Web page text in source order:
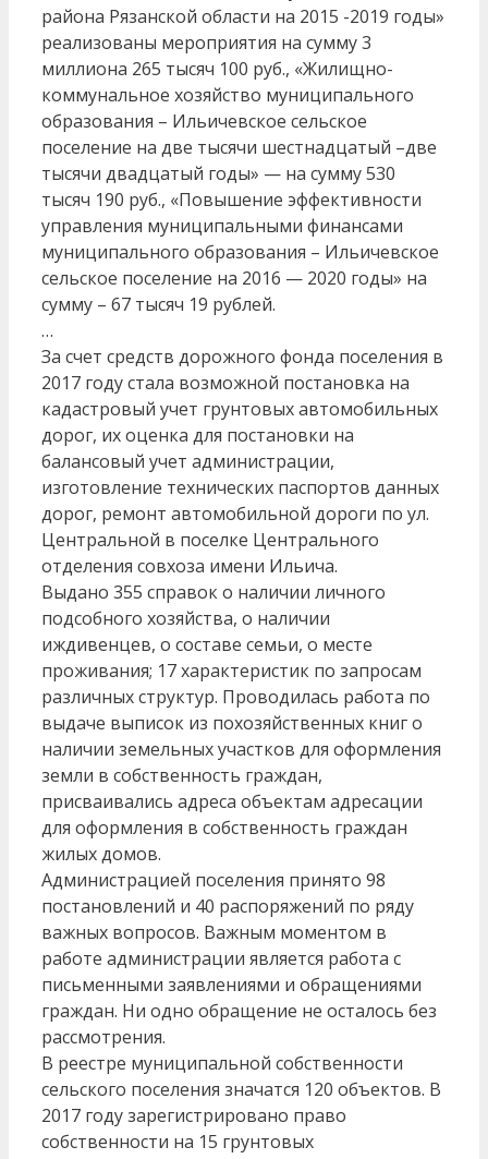
района Рязанской области на 2015 -2019 годы»
реализованы мероприятия на сумму 3
миллиона 265 тысяч 100 руб., «Жилищно-
коммунальное хозяйство муниципального
образования – Ильичевское сельское
поселение на две тысячи шестнадцатый –две
тысячи двадцатый годы» — на сумму 530
тысяч 190 руб., «Повышение эффективности
управления муниципальными финансами
муниципального образования – Ильичевское
сельское поселение на 2016 — 2020 годы» на
сумму – 67 тысяч 19 рублей.
…
За счет средств дорожного фонда поселения в
2017 году стала возможной постановка на
кадастровый учет грунтовых автомобильных
дорог, их оценка для постановки на
балансовый учет администрации,
изготовление технических паспортов данных
дорог, ремонт автомобильной дороги по ул.
Центральной в поселке Центрального
отделения совхоза имени Ильича.
Выдано 355 справок о наличии личного
подсобного хозяйства, о наличии
иждивенцев, о составе семьи, о месте
проживания; 17 характеристик по запросам
различных структур. Проводилась работа по
выдаче выписок из похозяйственных книг о
наличии земельных участков для оформления
земли в собственность граждан,
присваивались адреса объектам адресации
для оформления в собственность граждан
жилых домов.
Администрацией поселения принято 98
постановлений и 40 распоряжений по ряду
важных вопросов. Важным моментом в
работе администрации является работа с
письменными заявлениями и обращениями
граждан. Ни одно обращение не осталось без
рассмотрения.
В реестре муниципальной собственности
сельского поселения значатся 120 объектов. В
2017 году зарегистрировано право
собственности на 15 грунтовых